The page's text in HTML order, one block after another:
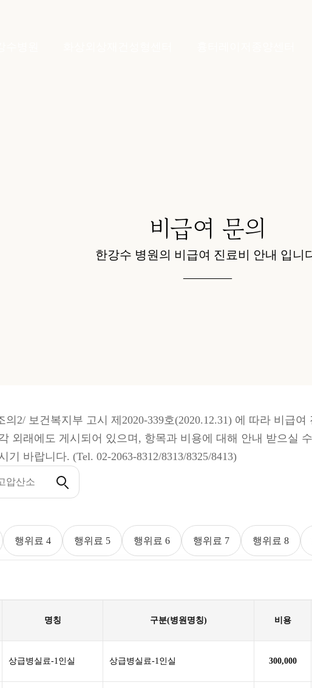
비급여 문의
한강수 병원의 비급여 진료비 안내 입니
2/ 보건복지부 고시 제2020-339호(2020.12.31) 에 따라 비급
외래에도 게시되어 있으며, 항목과 비용에 대해 안내 받으실
바랍니다. (Tel. 02-2063-8312/8313/8325/8413)
행위료 4 행위료 5 행위료 6 행위료 7 행위료 8
명칭 구분(병원명칭) 비용
상급병실료-1인실 상급병실료-1인실 300,000